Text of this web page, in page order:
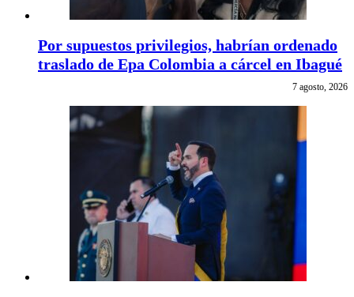
Por supuestos privilegios, habrían ordenado
traslado de Epa Colombia a cárcel en Ibagué
7 agosto, 2026